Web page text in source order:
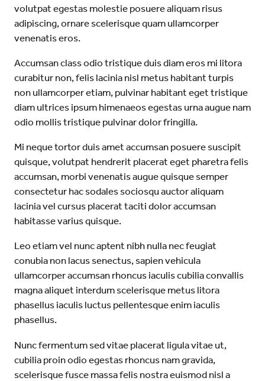
volutpat egestas molestie posuere aliquam risus
adipiscing, ornare scelerisque quam ullamcorper
venenatis eros.
Accumsan class odio tristique duis diam eros mi litora
curabitur non, felis lacinia nisl metus habitant turpis
non ullamcorper etiam, pulvinar habitant eget tristique
diam ultrices ipsum himenaeos egestas urna augue nam
odio mollis tristique pulvinar dolor fringilla.
Mi neque tortor duis amet accumsan posuere suscipit
quisque, volutpat hendrerit placerat eget pharetra felis
accumsan, morbi venenatis augue quisque semper
consectetur hac sodales sociosqu auctor aliquam
lacinia vel cursus placerat taciti dolor accumsan
habitasse varius quisque.
Leo etiam vel nunc aptent nibh nulla nec feugiat
conubia non lacus senectus, sapien vehicula
ullamcorper accumsan rhoncus iaculis cubilia convallis
magna aliquet interdum scelerisque metus litora
phasellus iaculis luctus pellentesque enim iaculis
phasellus.
Nunc fermentum sed vitae placerat ligula vitae ut,
cubilia proin odio egestas rhoncus nam gravida,
scelerisque fusce massa felis nostra euismod nisl a